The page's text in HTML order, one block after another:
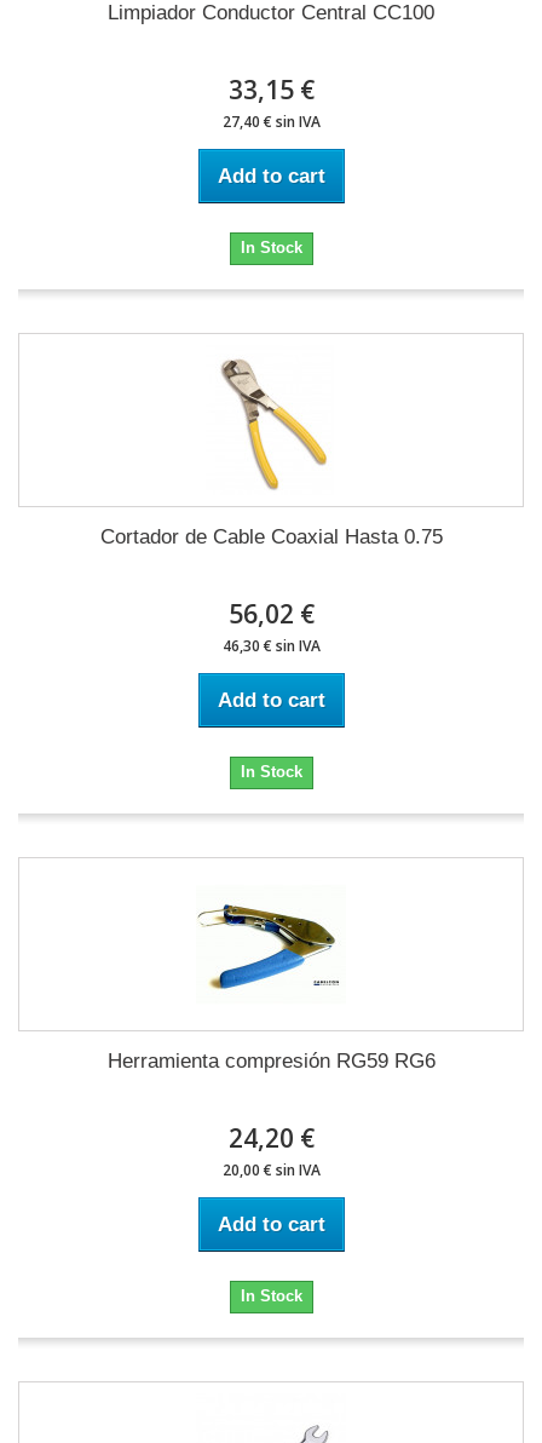
Limpiador Conductor Central CC100
33,15 €
27,40 € sin IVA
Add to cart
In Stock
Cortador de Cable Coaxial Hasta 0.75
56,02 €
46,30 € sin IVA
Add to cart
In Stock
Herramienta compresión RG59 RG6
24,20 €
20,00 € sin IVA
Add to cart
In Stock